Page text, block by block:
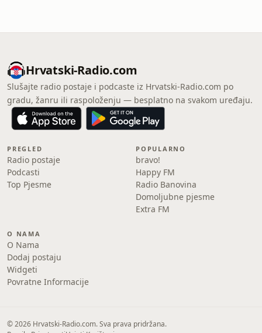
Hrvatski-Radio.com
Slušajte radio postaje i podcaste iz Hrvatski-Radio.com po
gradu, žanru ili raspoloženju — besplatno na svakom uređaju.
PREGLED
Radio postaje
Podcasti
Top Pjesme
POPULARNO
bravo!
Happy FM
Radio Banovina
Domoljubne pjesme
Extra FM
O NAMA
O Nama
Dodaj postaju
Widgeti
Povratne Informacije
© 2026 Hrvatski-Radio.com. Sva prava pridržana.